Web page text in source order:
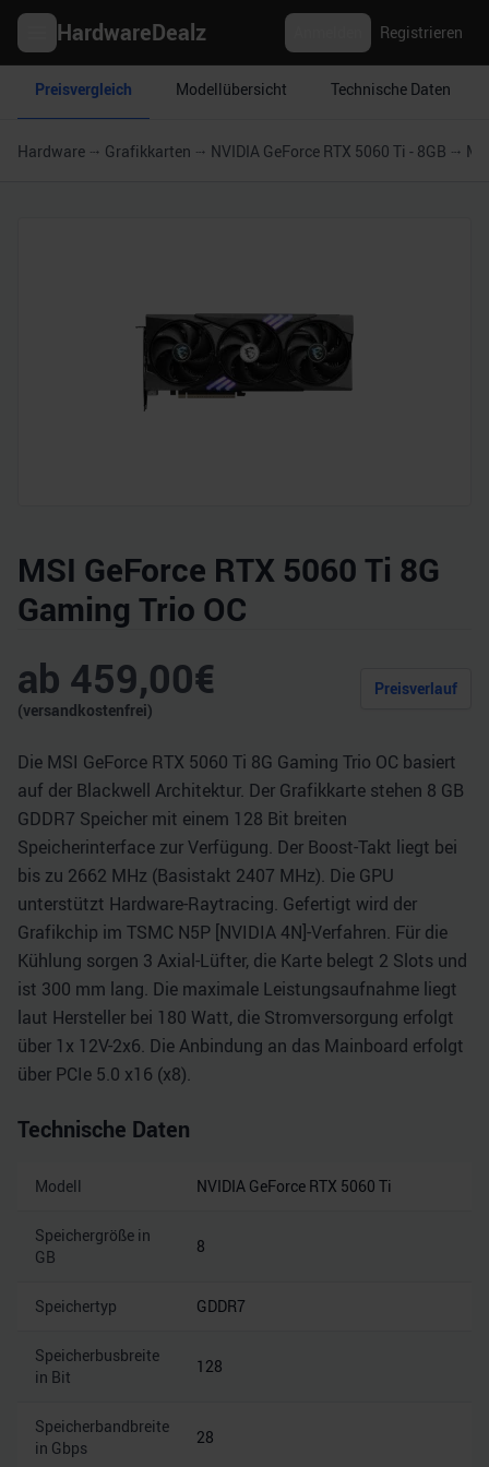
HardwareDealz Registrieren
Preisvergleich Modellübersicht Technische Daten
Hardware Grafikkarten NVIDIA GeForce RTX 5060 Ti - 8GB
MSI GeForce RTX 5060 Ti 8G
Gaming Trio OC
ab 459,00€
(versandkostenfrei)
Preisverlauf
Die MSI GeForce RTX 5060 Ti 8G Gaming Trio OC basiert
auf der Blackwell Architektur. Der Grafikkarte stehen 8 GB
GDDR7 Speicher mit einem 128 Bit breiten
Speicherinterface zur Verfügung. Der Boost-Takt liegt bei
bis zu 2662 MHz (Basistakt 2407 MHz). Die GPU
unterstützt Hardware-Raytracing. Gefertigt wird der
Grafikchip im TSMC N5P [NVIDIA 4N]-Verfahren. Für die
Kühlung sorgen 3 Axial-Lüfter, die Karte belegt 2 Slots und
ist 300 mm lang. Die maximale Leistungsaufnahme liegt
laut Hersteller bei 180 Watt, die Stromversorgung erfolgt
über 1x 12V-2x6. Die Anbindung an das Mainboard erfolgt
über PCIe 5.0 x16 (x8).
Technische Daten
Modell NVIDIA GeForce RTX 5060 Ti
Speichergröße in
GB
8
Speichertyp GDDR7
Speicherbusbreite
in Bit
128
Speicherbandbreite
in Gbps
28